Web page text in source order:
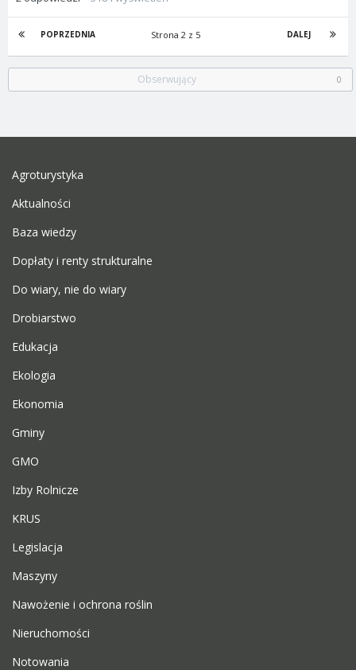
2012
POPRZEDNIA DALEJ
Strona 2 z 5
Obserwujący 0
Agroturystyka
Aktualności
Baza wiedzy
Dopłaty i renty strukturalne
Do wiary, nie do wiary
Drobiarstwo
Edukacja
Ekologia
Ekonomia
Gminy
GMO
Izby Rolnicze
KRUS
Legislacja
Maszyny
Nawożenie i ochrona roślin
Nieruchomości
Notowania